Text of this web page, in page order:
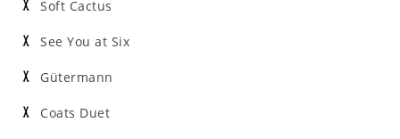
Soft Cactus
See You at Six
Gütermann
Coats Duet